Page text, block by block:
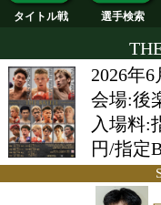
タイトル戦 選手
会場